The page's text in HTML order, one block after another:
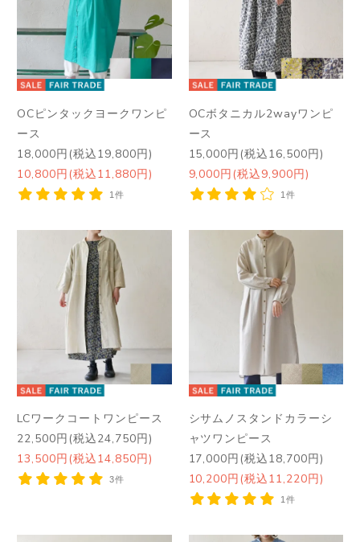
OCピンタックヨークワンピ
ース
18,000円(税込19,800円)
10,800円(税込11,880円)
1件
OCボタニカル2wayワンピ
ース
15,000円(税込16,500円)
9,000円(税込9,900円)
1件
LCワークコートワンピース
22,500円(税込24,750円)
13,500円(税込14,850円)
3件
シサムノスタンドカラーシ
ャツワンピース
17,000円(税込18,700円)
10,200円(税込11,220円)
1件